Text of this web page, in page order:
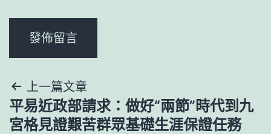
文
章
上一篇文章
平易近政部請求：做好“兩節”時代到九
宮格見證艱苦群眾基礎生涯保證任務